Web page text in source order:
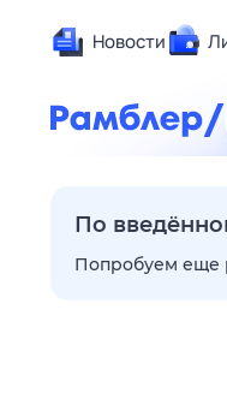
Новости
По
Попробуем еще